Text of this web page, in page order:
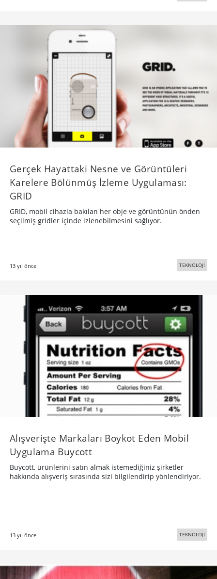
Gerçek Hayattaki Nesne ve Görüntüleri
Karelere Bölünmüş İzleme Uygulaması:
GRID
GRID, mobil cihazla bakılan her obje ve görüntünün önden
seçilmiş gridler içinde izlenebilmesini sağlıyor.
13 yıl önce TEKNOLOJİ
Alışverişte Markaları Boykot Eden Mobil
Uygulama Buycott
Buycott, ürünlerini satın almak istemediğiniz şirketler
hakkında alışveriş sırasında sizi bilgilendirip yönlendiriyor.
13 yıl önce TEKNOLOJİ